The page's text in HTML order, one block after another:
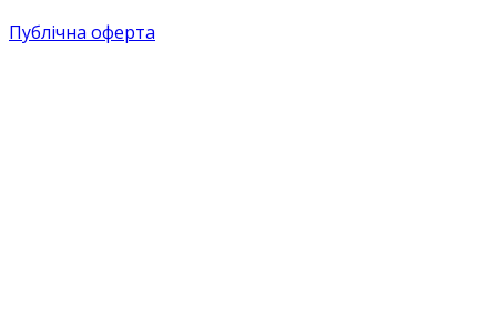
Публічна оферта